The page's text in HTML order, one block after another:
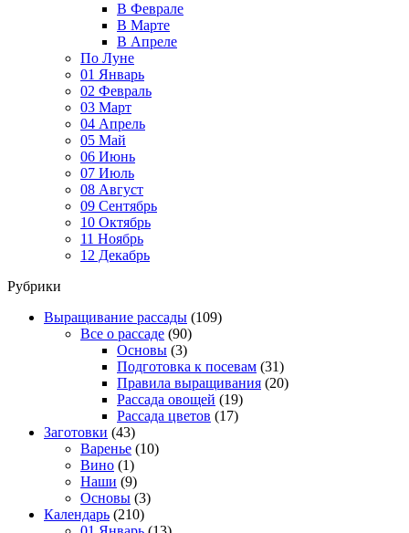
В Феврале
В Марте
В Апреле
По Луне
01 Январь
02 Февраль
03 Март
04 Апрель
05 Май
06 Июнь
07 Июль
08 Август
09 Сентябрь
10 Октябрь
11 Ноябрь
12 Декабрь
Рубрики
Выращивание рассады (109)
Все о рассаде (90)
Основы (3)
Подготовка к посевам (31)
Правила выращивания (20)
Рассада овощей (19)
Рассада цветов (17)
Заготовки (43)
Варенье (10)
Вино (1)
Наши (9)
Основы (3)
Календарь (210)